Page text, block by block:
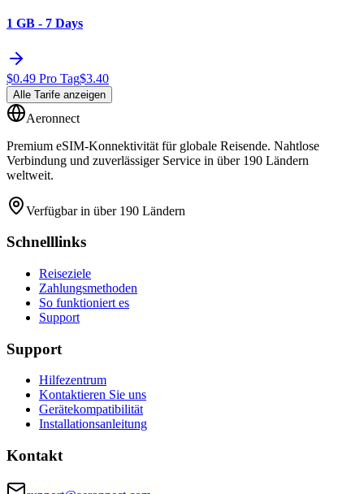
1 GB - 7 Days
$0.49 Pro Tag$3.40
Alle Tarife anzeigen
Aeronnect
Premium eSIM-Konnektivität für globale Reisende. Nahtlose
Verbindung und zuverlässiger Service in über 190 Ländern
weltweit.
Verfügbar in über 190 Ländern
Schnelllinks
Reiseziele
Zahlungsmethoden
So funktioniert es
Support
Support
Hilfezentrum
Kontaktieren Sie uns
Gerätekompatibilität
Installationsanleitung
Kontakt